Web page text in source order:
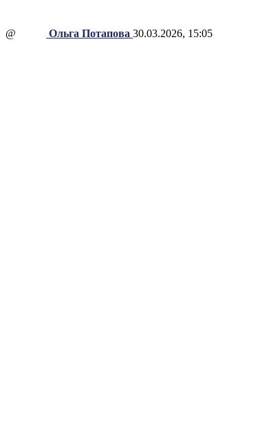
@ Ольга Потапова 30.03.2026, 15:05